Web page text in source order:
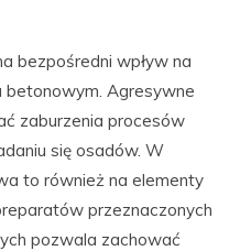
bezpośredni wpływ na
betonowym. Agresywne
zaburzenia procesów
się osadów. W
to również na elementy
przeznaczonych
pozwala zachować